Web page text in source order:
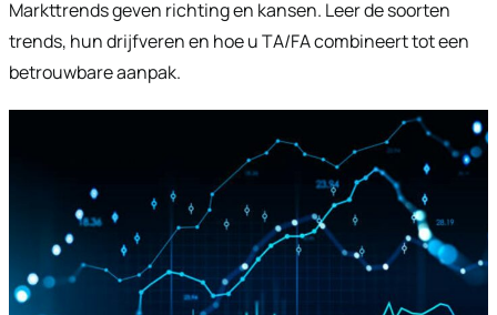
Markttrends geven richting en kansen. Leer de soorten
trends, hun drijfveren en hoe u TA/FA combineert tot een
betrouwbare aanpak.